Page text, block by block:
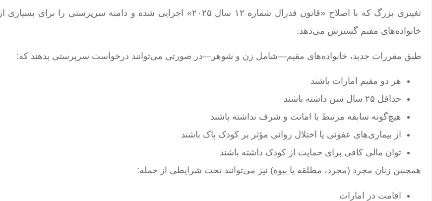
تغییری بزرگ که با اصلاح «قانون فدرال شماره ۱۲ سال ۲۰۲۵» اجرایی شده و دامنه سرپرستی را برای بسیاری از
خانواده‌های مقیم گسترش می‌دهد.
طبق مقررات جدید، خانواده‌های مقیم—شامل زن و شوهر—در صورتی می‌توانند درخواست سرپرستی بدهند که:
هر دو مقیم امارات باشند
حداقل ۲۵ سال سن داشته باشند
هیچ‌گونه سابقه مرتبط با امانت و شرف نداشته باشند
از بیماری‌های عفونی یا اختلال روانی مؤثر بر کودک پاک باشند
توان مالی کافی برای حمایت از کودک داشته باشند
همچنین زنان مجرد (مجرد، مطلقه یا بیوه) نیز می‌توانند تحت شرایطی از جمله:
اقامت در امارات